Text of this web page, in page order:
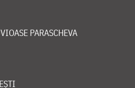
PARASCHEVA